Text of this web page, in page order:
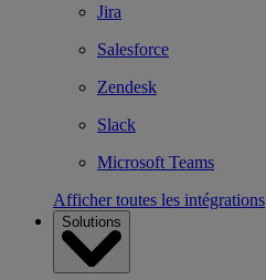
Jira
Salesforce
Zendesk
Slack
Microsoft Teams
Afficher toutes les intégrations
Solutions